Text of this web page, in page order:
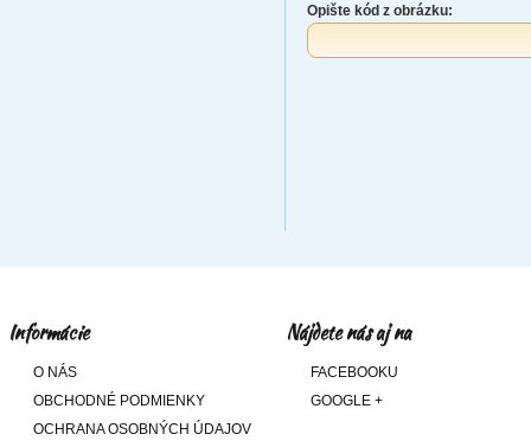
Opište kód z obrázku:
Informácie
O NÁS
OBCHODNÉ PODMIENKY
OCHRANA OSOBNÝCH ÚDAJOV
Nájdete nás aj na
FACEBOOKU
GOOGLE +